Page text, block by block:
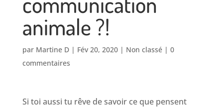
animale ?!
par Martine D| Fév 20, 2020| Non classé| 0
commentaires
Si toi aussi tu rêve de savoir ce que pensent